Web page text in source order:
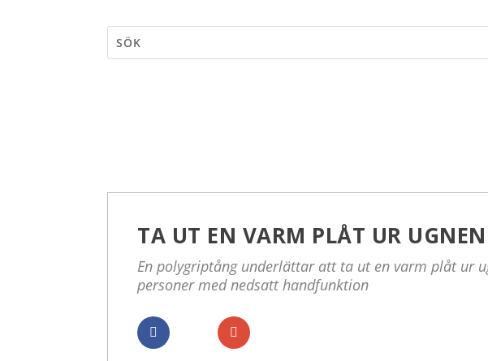
TA UT EN VARM PLÅT UR UGNEN
En polygriptång underlättar att ta ut en varm plåt ur
personer med nedsatt handfunktion